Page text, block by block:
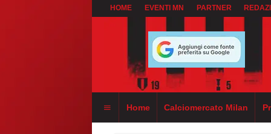
HOME EVENTI MN PARTNER
Home Calciomercato Milan